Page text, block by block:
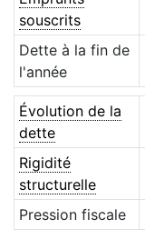
souscrits
Dette à la fin de
l'année
Évolution de la
dette
Rigidité
structurelle
Pression fiscale